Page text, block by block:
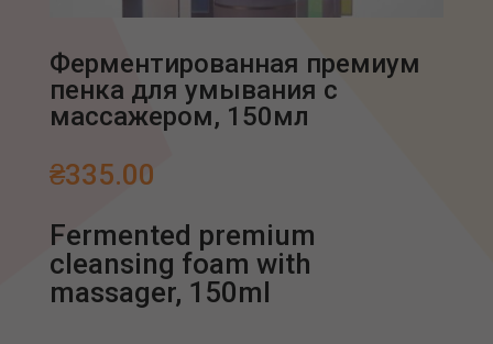
Ферментированная премиум
пенка для умывания с
массажером, 150мл
₴335.00
Fermented premium
cleansing foam with
massager, 150ml